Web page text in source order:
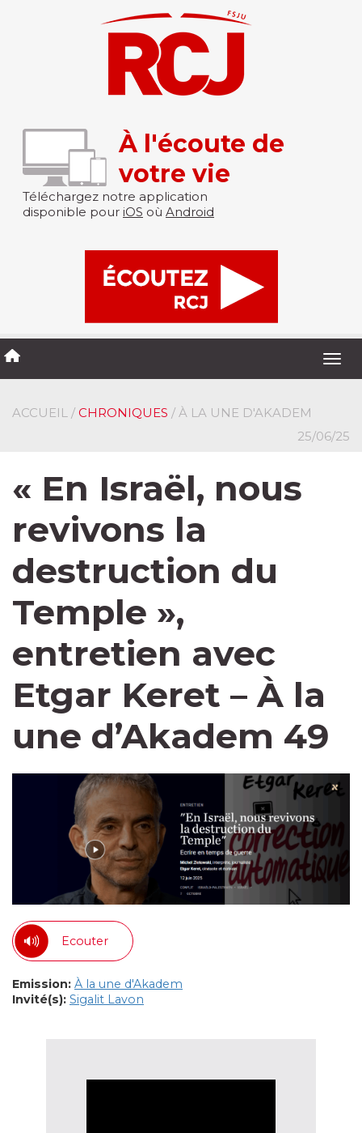
À l'écoute de
votre vie
Téléchargez notre application
disponible pour iOS où Android
ACCUEIL / CHRONIQUES / À LA UNE D'AKADEM
25/06/25
« En Israël, nous
revivons la
destruction du
Temple »,
entretien avec
Etgar Keret – À la
une d’Akadem 49
Ecouter
Emission: À la une d'Akadem
Invité(s): Sigalit Lavon